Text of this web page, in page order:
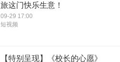
旅这门快乐生意！
09-29 17:00
短视频
【特别呈现】《校长的心愿》